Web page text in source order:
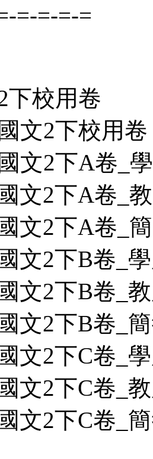
=-=-=-=
下校用卷
文2下校用卷
文2下A卷_
文2下A卷_
文2下A卷_
文2下B卷_
文2下B卷_
文2下B卷_
文2下C卷_
文2下C卷_
文2下C卷_